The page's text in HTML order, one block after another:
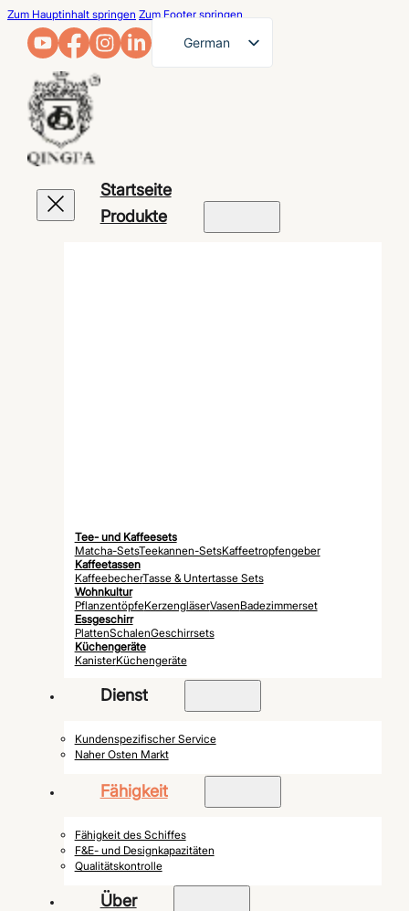
Zum Hauptinhalt springen Zum Footer springen
German
Startseite
Produkte
Tee- und Kaffeesets
Matcha-SetsTeekannen-SetsKaffeetropfengeber
Kaffeetassen
KaffeebecherTasse & Untertasse Sets
Wohnkultur
PflanzentöpfeKerzengläserVasenBadezimmerset
Essgeschirr
PlattenSchalenGeschirrsets
Küchengeräte
KanisterKüchengeräte
Dienst
Kundenspezifischer Service
Naher Osten Markt
Fähigkeit
Fähigkeit des Schiffes
F&E- und Designkapazitäten
Qualitätskontrolle
Über